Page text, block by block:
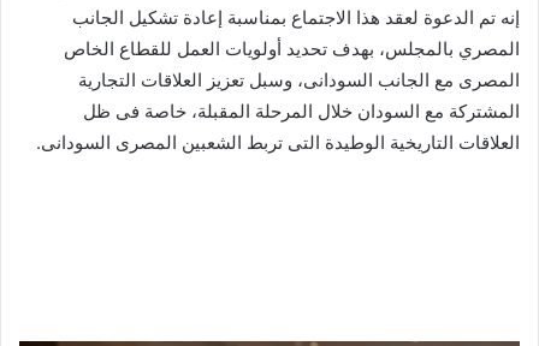
إنه تم الدعوة لعقد هذا الاجتماع بمناسبة إعادة تشكيل الجانب
المصري بالمجلس، بهدف تحديد أولويات العمل للقطاع الخاص
المصرى مع الجانب السودانى، وسبل تعزيز العلاقات التجارية
المشتركة مع السودان خلال المرحلة المقبلة، خاصة فى ظل
العلاقات التاريخية الوطيدة التى تربط الشعبين المصرى السودانى.